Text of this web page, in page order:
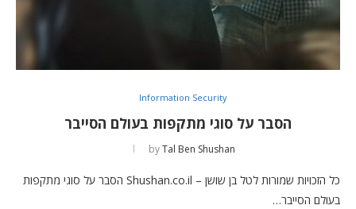
Information Security
הסבר על סוגי מתקפות בעולם הסייבר
byTal Ben Shushan
כל הזכויות שמורות לטל בן שושן – Shushan.co.il הסבר על סוגי מתקפות
בעולם הסייבר…